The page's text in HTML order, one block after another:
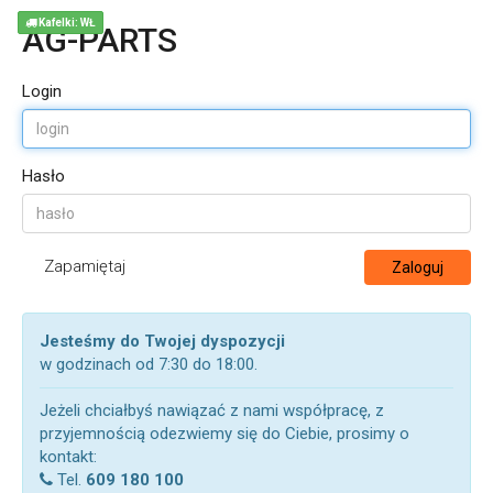
AG-PARTS
Login
Hasło
Zapamiętaj Zaloguj
Jesteśmy do Twojej dyspozycji
w godzinach od 7:30 do 18:00.
Jeżeli chciałbyś nawiązać z nami współpracę, z
przyjemnością odezwiemy się do Ciebie, prosimy o
kontakt:
Tel. 609 180 100
Kafelki: WŁ